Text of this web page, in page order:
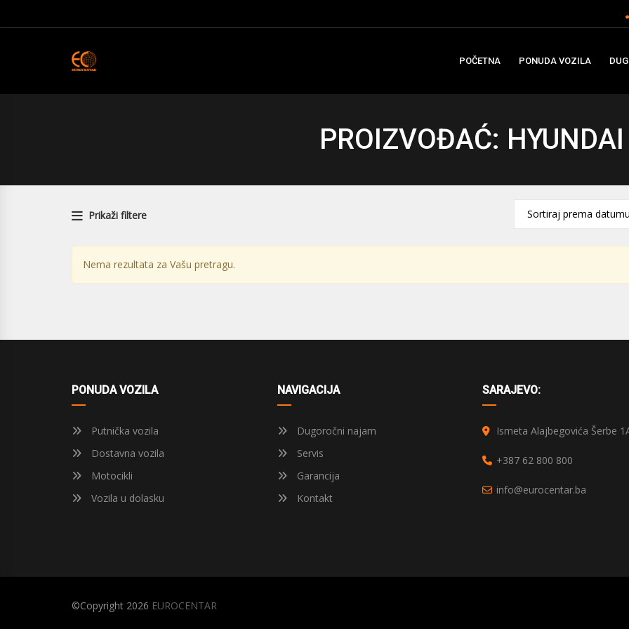
POČETNA PONUDA VOZILA
PROIZVOĐAĆ: HYUNDAI
Prikaži filtere Sortiraj prema
Nema rezultata za Vašu pretragu.
PONUDA VOZILA
Putnička vozila
Dostavna vozila
Motocikli
Vozila u dolasku
NAVIGACIJA
Dugoročni najam
Servis
Garancija
Kontakt
SARAJEVO:
Ismeta Alajbegovića Šerbe
+387 62 800 800
info@eurocentar.ba
©Copyright 2026 EUROCENTAR